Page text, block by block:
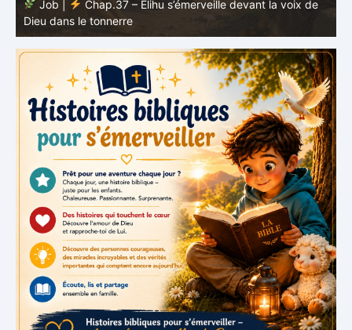
Job |
Chap.36 – Élihu continue de parler de la
grandeur de Dieu